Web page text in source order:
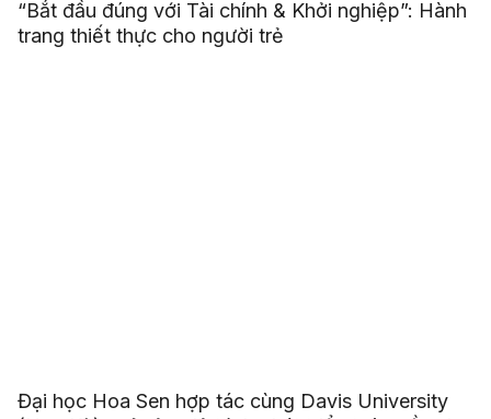
“Bắt đầu đúng với Tài chính & Khởi nghiệp”: Hành
trang thiết thực cho người trẻ
Đại học Hoa Sen hợp tác cùng Davis University